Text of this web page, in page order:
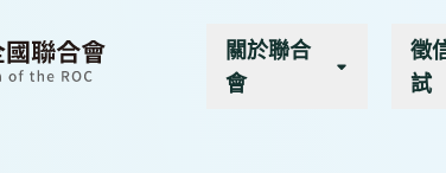
關於聯合
會
徵
試